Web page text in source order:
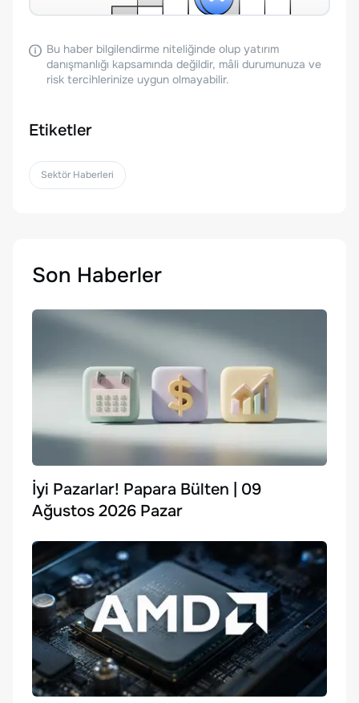
Bu haber bilgilendirme niteliğinde olup yatırım
danışmanlığı kapsamında değildir, mâli durumunuza ve
risk tercihlerinize uygun olmayabilir.
Etiketler
Sektör Haberleri
Son Haberler
İyi Pazarlar! Papara Bülten | 09
Ağustos 2026 Pazar